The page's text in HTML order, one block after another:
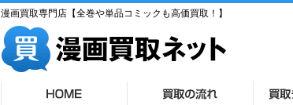
漫画買取専門店【全巻や単品コミックも高価買取！】